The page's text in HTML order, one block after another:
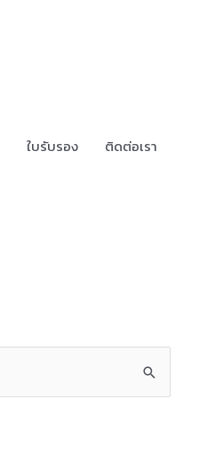
ใบรับรอง ติดต่อเรา